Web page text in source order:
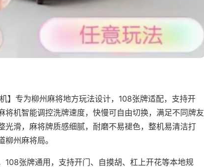
】专为柳州麻将地方玩法设计，108张牌适配，支持开
将机智能调控洗牌速度，快慢可自由切换，满足不同牌友
光滑，麻将牌质感细腻，耐磨不易褪色，整机易清洁打
州麻将局。
108张牌通用，支持开门、自摸胡、杠上开花等本地规